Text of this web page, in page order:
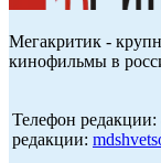
Мегакритик -
кинофильмы в
Телефон редакции:
редакции: